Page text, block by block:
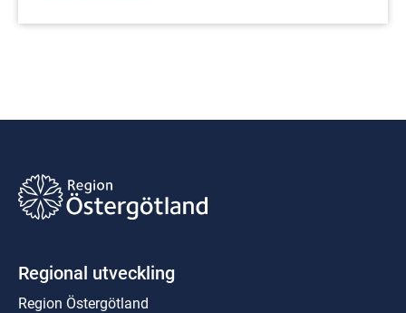
Regional utveckling
Region Östergötland